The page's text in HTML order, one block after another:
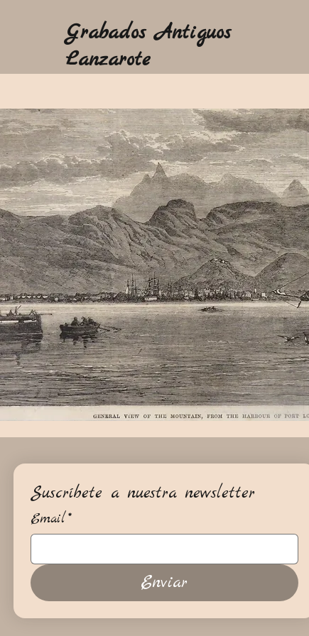
Grabados Antiguos
Lanzarote
Suscríbete a nuestra newsletter
Email*
Enviar